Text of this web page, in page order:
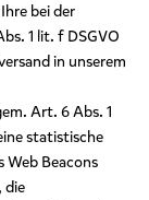
bei der
1 lit. f DSGVO
in unserem
Art. 6 Abs. 1
statistische
Beacons
die